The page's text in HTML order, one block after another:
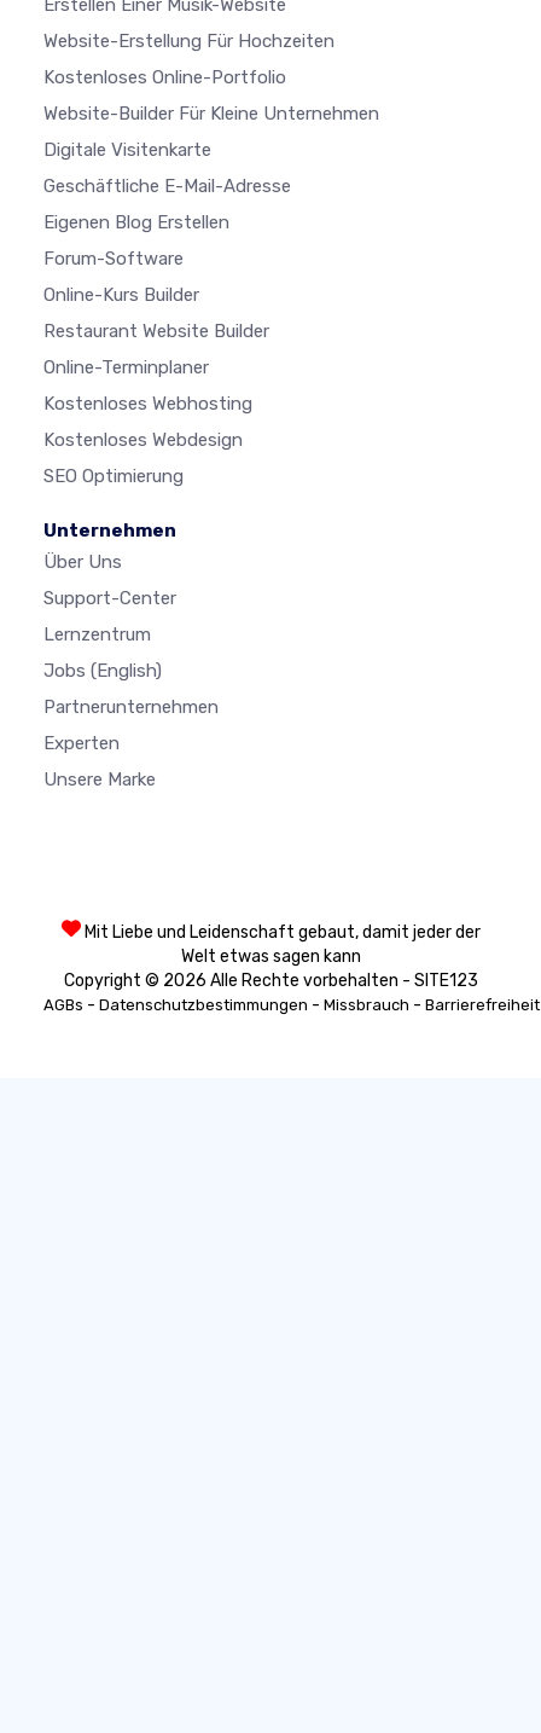
Erstellen Einer Musik-Website
Website-Erstellung Für Hochzeiten
Kostenloses Online-Portfolio
Website-Builder Für Kleine Unternehmen
Digitale Visitenkarte
Geschäftliche E-Mail-Adresse
Eigenen Blog Erstellen
Forum-Software
Online-Kurs Builder
Restaurant Website Builder
Online-Terminplaner
Kostenloses Webhosting
Kostenloses Webdesign
SEO Optimierung
Unternehmen
Über Uns
Support-Center
Lernzentrum
Jobs (English)
Partnerunternehmen
Experten
Unsere Marke
Mit Liebe und Leidenschaft gebaut, damit jeder der
Welt etwas sagen kann
Copyright © 2026 Alle Rechte vorbehalten - SITE123
AGBs - Datenschutzbestimmungen - Missbrauch - Barrierefreiheit